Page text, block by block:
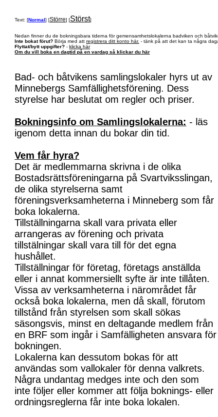
Text: [Normal] [Större] [Störst]
Nedan finner du de bokningsbara tiderna för gemensamhetslokalerna badviken och
Inte bokat förut? Börja med att registrera ditt konto här. - tänk på att det kan ta några
Flyttat/bytt uppgifter? - klicka här
Om du vill boka en dagtid på en vardag så klickar du här
Bad- och båtvikens samlingslokaler hyrs ut av
Minnebergs Samfällighetsförening. Dess
styrelse har beslutat om regler och priser.
Bokningsinfo om Samlingslokalerna: - läs
igenom detta innan du bokar din tid.
Vem får hyra?
Det är medlemmarna skrivna i de olika
Bostadsrättsföreningarna på Svartviksslingan,
de olika styrelserna samt
föreningsverksamheterna i Minneberg som får
boka lokalerna.
Tillställningarna skall vara privata eller
arrangeras av förening och privata
tillstälningar skall vara till för det egna
hushållet.
Tillställningar för företag, företags anställda
eller i annat kommersiellt syfte är inte tillåten.
Vissa av verksamheterna i närområdet får
också boka lokalerna, men då skall, förutom
tillstånd från styrelsen som skall sökas
säsongsvis, minst en deltagande medlem från
en BRF som ingår i Samfälligheten ansvara för
bokningen.
Lokalerna kan dessutom bokas för att
användas som vallokaler för denna valkrets.
Några undantag medges inte och den som
inte följer eller kommer att följa boknings- eller
ordningsreglerna får inte boka lokalen.